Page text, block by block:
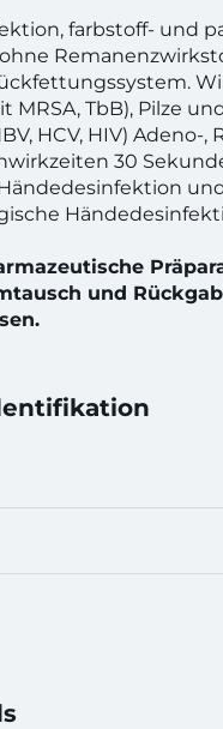
farbstoff- und
MRSA, TbB), Pilze
HCV, HIV) Adeno-,
30
und